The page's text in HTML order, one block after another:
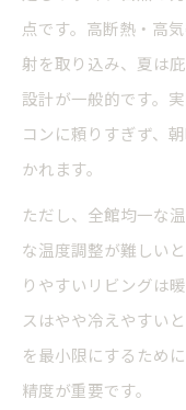
新築で後
高断熱新
新築パッ
パッシブ住宅
よくある
失敗から
新築であ
実際の新
点です。高断熱・高
射を取り込み、夏は
設計が一般的です。
コンに頼りすぎず、
かれます。
ただし、全館均一な
な温度調整が難しい
りやすいリビングは
スはやや冷えやすい
を最小限にするため
精度が重要です。